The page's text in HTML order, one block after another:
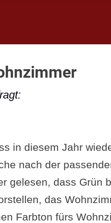
in diesem Jahr
nach der
gelesen, dass Grün
das
Farbton fürs